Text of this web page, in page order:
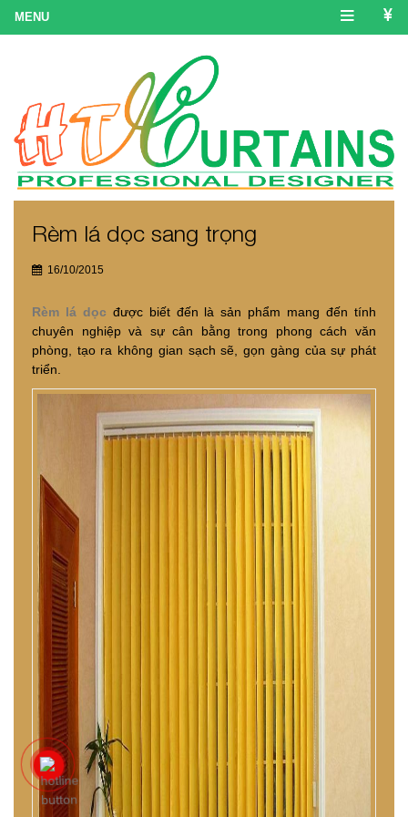
Rèm lá dọc sang trọng
16/10/2015
Rèm lá dọc được biết đến là sản phẩm mang đến tính
chuyên nghiệp và sự cân bằng trong phong cách văn
phòng, tạo ra không gian sạch sẽ, gọn gàng của sự phát
triển.